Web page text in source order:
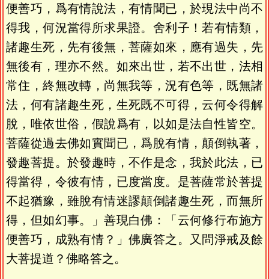
便善巧，爲有情說法，有情聞已，於現法中尚不
得我，何況當得所求果證。舍利子！若有情類，
諸趣生死，先有後無，菩薩如來，應有過失，先
無後有，理亦不然。如來出世，若不出世，法相
常住，終無改轉，尚無我等，況有色等，既無諸
法，何有諸趣生死，生死既不可得，云何令得解
脫，唯依世俗，假說爲有，以如是法自性皆空。
菩薩從過去佛如實聞已，爲脫有情，顛倒執著，
發趣菩提。於發趣時，不作是念，我於此法，已
得當得，令彼有情，已度當度。是菩薩常於菩提
不起猶豫，雖脫有情迷謬顛倒諸趣生死，而無所
得，但如幻事。」善現白佛：「云何修行布施方
便善巧，成熟有情？」佛廣答之。又問淨戒及餘
大菩提道？佛略答之。